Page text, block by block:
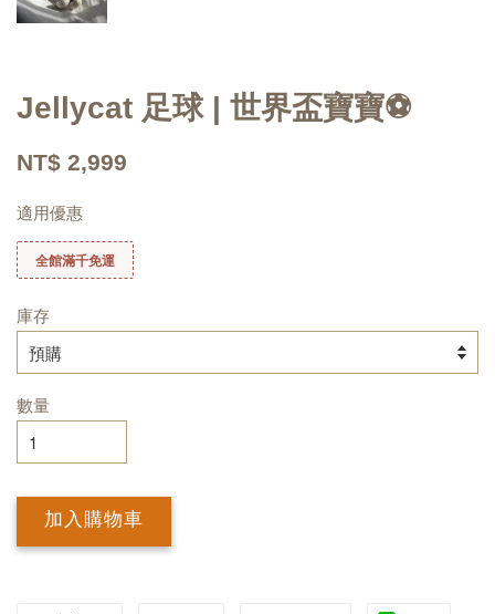
Jellycat 足球 | 世界盃寶寶⚽
NT$ 2,999
適用優惠
全館滿千免運
庫存
數量
加入購物車